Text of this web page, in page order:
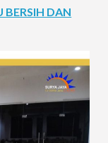
BERSIH DAN